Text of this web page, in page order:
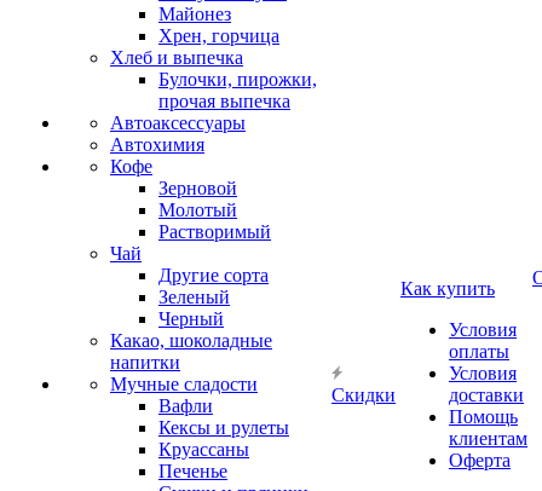
Майонез
Хрен, горчица
Хлеб и выпечка
Булочки, пирожки,
прочая выпечка
Автоаксессуары
Автохимия
Кофе
Зерновой
Молотый
Растворимый
Чай
Другие сорта
Зеленый
Черный
Какао, шоколадные
напитки
Мучные сладости
Вафли
Кексы и рулеты
Круассаны
Печенье
Скидки
Как купить
Условия
оплаты
Условия
доставки
Помощь
клиентам
Оферта